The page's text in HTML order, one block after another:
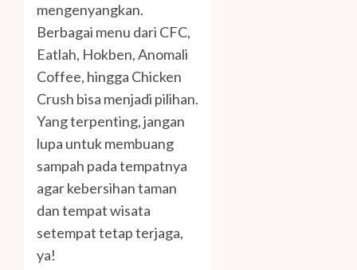
mengenyangkan.
Berbagai menu dari CFC,
Eatlah, Hokben, Anomali
Coffee, hingga Chicken
Crush bisa menjadi pilihan.
Yang terpenting, jangan
lupa untuk membuang
sampah pada tempatnya
agar kebersihan taman
dan tempat wisata
setempat tetap terjaga,
ya!